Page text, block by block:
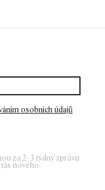
osobních údajů
za 2–3 týdny zprávu
nového.